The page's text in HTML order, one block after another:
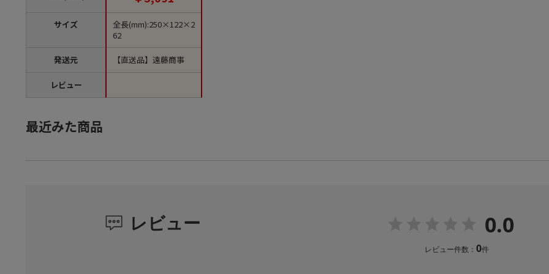
サイズ
発送元
レビュー
全長(mm):250×122×2
62
【直送品】遠藤商事
最近みた商品
レビュー 0.0
レビュー件数： 0件